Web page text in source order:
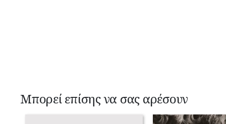
Μπορεί επίσης να σας αρέσουν